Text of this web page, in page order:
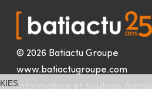
© 2026 Batiactu Groupe
www.batiactugroupe.com
Informations et solutions